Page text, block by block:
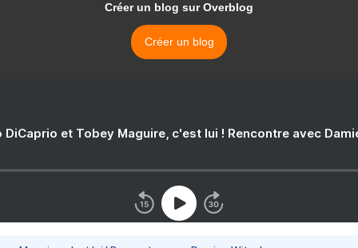
Créer un blog sur Overblog
Créer un blog
DiCaprio et Tobey Maguire, c'est lui ! Rencontre avec